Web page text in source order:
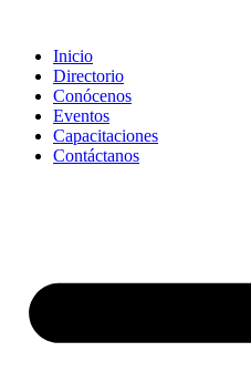
contenido
Inicio
Directorio
Conócenos
Eventos
Capacitaciones
Contáctanos